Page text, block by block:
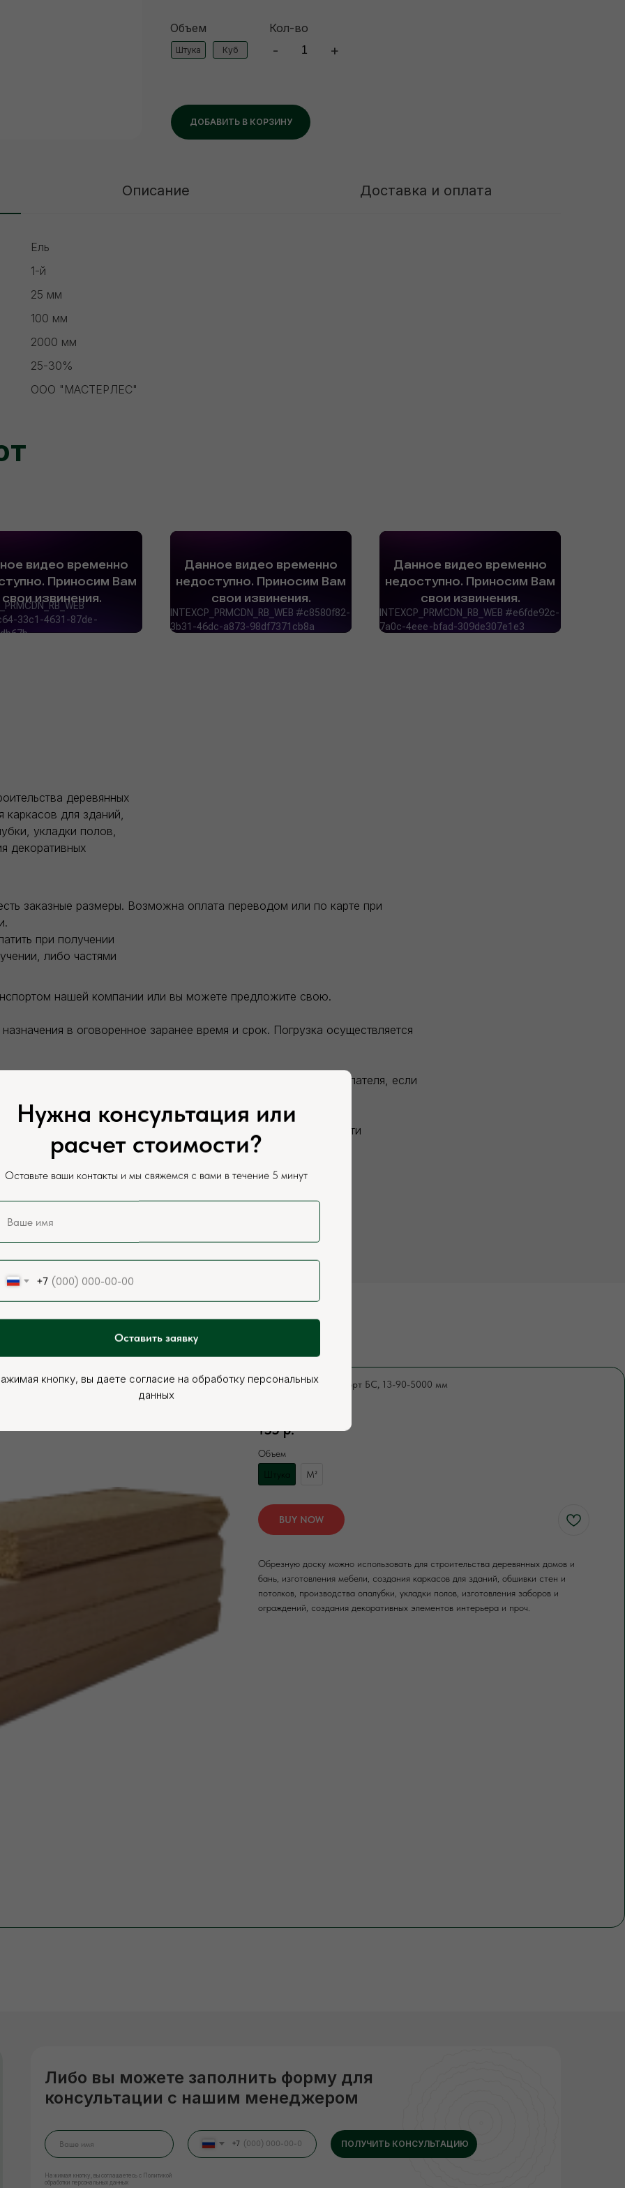
Объем
ДОБАВИТЬ В КОРЗИНУ
Штука Куб
Кол-во
- +
Описание Доставка и оплата
Ель
1-й
25 мм
100 мм
2000 мм
25-30%
ООО "МАСТЕРЛЕС"
деревянных
каркасов для зданий,
укладки полов,
декоративных
заказные размеры. Возможна оплата переводом или по карте при
при получении
либо частями
нашей компании или вы можете предложите свою.
в оговоренное заранее время и срок. Погрузка осуществляется
Разгрузка заказанного товара производится силами покупателя, если
и у нашего менеджера, цены могут отличаться в зависимости
Евровагонка, хвоя, сорт БС, 13-90-5000 мм
135 р.
Объем
Штука
М²
BUY NOW
Обрезную доску можно использовать для строительства деревянных домов и
бань, изготовления мебели, создания каркасов для зданий, обшивки стен и
потолков, производства опалубки, укладки полов, изготовления заборов и
ограждений, создания декоративных элементов интерьера и проч.
Либо вы можете заполнить форму для
консультации с нашим менеджером
Нажимая кнопку, вы соглашаетесь с Политикой
обработки персональных данных
+7 ПОЛУЧИТЬ КОНСУЛЬТАЦИЮ
Нужна консультация или
расчет стоимости?
Оставьте ваши контакты и мы свяжемся с вами в течение 5 минут
+7
Оставить заявку
кнопку, вы даете согласие на обработку персональных
данных